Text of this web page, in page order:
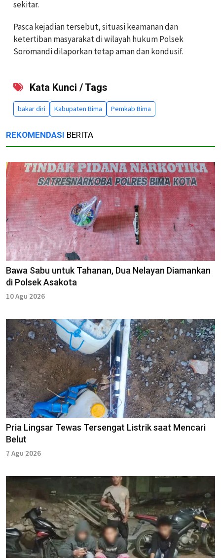
sekitar.
Pasca kejadian tersebut, situasi keamanan dan
ketertiban masyarakat di wilayah hukum Polsek
Soromandi dilaporkan tetap aman dan kondusif.
Kata Kunci / Tags
bakar diri Kabupaten Bima Pemkab Bima
REKOMENDASI BERITA
Bawa Sabu untuk Tahanan, Dua Nelayan Diamankan
di Polsek Asakota
10 Agu 2026
Pria Lingsar Tewas Tersengat Listrik saat Mencari
Belut
7 Agu 2026